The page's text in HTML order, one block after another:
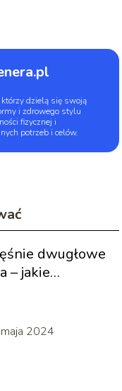
dzielą się swoją
i zdrowego stylu
fizycznej i
potrzeb i celów.
dwugłowe
– jakie
2024